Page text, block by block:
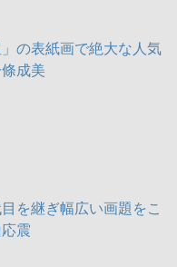
の表紙画で絶大な人気
成美
を継ぎ幅広い画題をこ
震